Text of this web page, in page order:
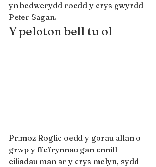
yn bedwerydd roedd y crys gwyrdd
Peter Sagan.
Y peloton bell tu ol
Primoz Roglic oedd y gorau allan o
grwp y ffefrynnau gan ennill
eiliadau man ar y crys melyn, sydd